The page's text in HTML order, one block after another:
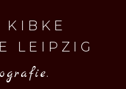
KIBKE
LEIPZIG